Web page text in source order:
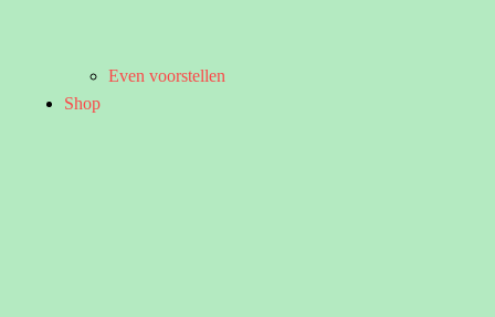
Even voorstellen
Shop